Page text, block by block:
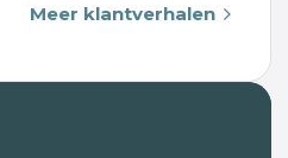
Meer klantverhalen